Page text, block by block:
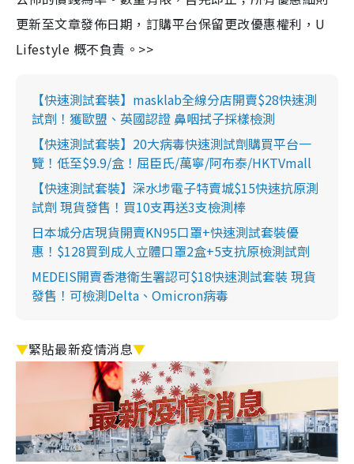
更新至文章發佈日期，訂購平台保留更改優惠權利，U
Lifestyle 概不負責。>>
【快速測試套裝】masklab全線分店開賣$28快速測
試劑！獲歐盟、英國認證 鼻咽拭子採樣檢測
【快速測試套裝】20大病毒快速測試劑購買平台一
覽！低至$9.9/盒！屈臣氏/萬寧/阿布泰/HKTVmall
【快速測試套裝】深水埗電子特賣城$15快速抗原測
試劑 現貨發售！買10支再送3支檢測棒
日本城分店現貨開賣KN95口罩+快速測試套裝優
惠！$128買到成人立體口罩2盒+5支抗原檢測試劑
MEDEIS開賣香港衛生署認可$18快速測試套裝 現貨
發售！可檢測Delta、Omicron病毒
▼緊貼最新疫情消息▼